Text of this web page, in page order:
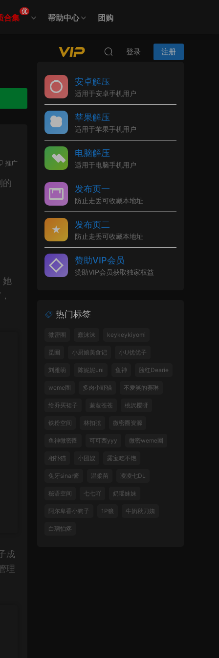
合集
优
帮助中心 团购
登录 注册
推广
的
她
成
理
安卓解压
适用于安卓手机用户
苹果解压
适用于苹果手机用户
电脑解压
适用于电脑手机用户
发布页一
防止走丢可收藏本地址
发布页二
防止走丢可收藏本地址
赞助VIP会员
赞助VIP会员获取独家权益
热门标签
微密圈 蠢沫沫 keykeykiyomi
觅圈 小厨娘美食记 小U优优子
刘雅萌 陈妮妮uni 鱼神 脸红Dearie
weme圈 多肉小野猫 不爱笑的赛琳
给乔买裙子 蒹葭苍苍 桃沢樱呀
铁粉空间 林扣弦 微密圈资源
鱼神微密圈 可可西yyy 微密weme圈
相扑猫 小团嫂 露宝吃不饱
兔牙sinar酱 温柔苗 凌凌七DL
秘语空间 七七吖 奶瑶妹妹
阿尔卑香小狗子 1P狼 牛奶秋刀姨
白璃怕疼